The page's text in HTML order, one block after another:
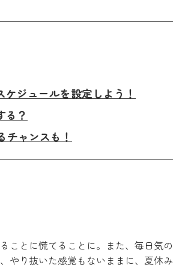
ジュールを設定しよう！
る？
ャンスも！
ことに慌てることに。また、毎日気
やり抜いた感覚もないままに、夏休